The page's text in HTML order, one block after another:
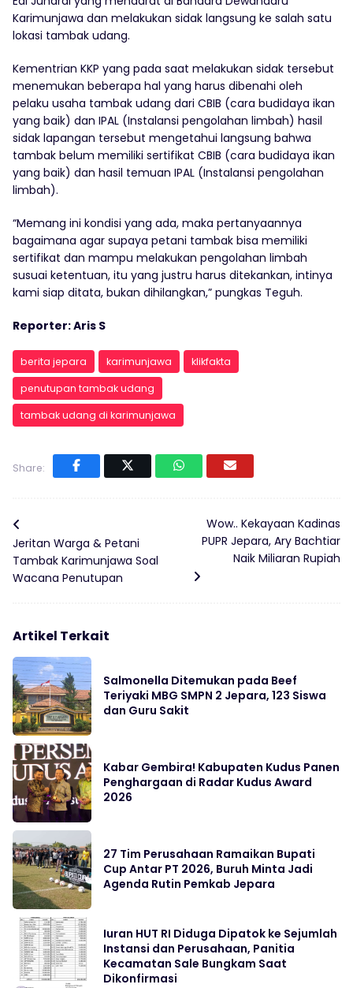
Karimunjawa dan melakukan sidak langsung ke salah satu
lokasi tambak udang.
Kementrian KKP yang pada saat melakukan sidak tersebut
menemukan beberapa hal yang harus dibenahi oleh
pelaku usaha tambak udang dari CBIB (cara budidaya ikan
yang baik) dan IPAL (Instalansi pengolahan limbah) hasil
sidak lapangan tersebut mengetahui langsung bahwa
tambak belum memiliki sertifikat CBIB (cara budidaya ikan
yang baik) dan hasil temuan IPAL (Instalansi pengolahan
limbah).
“Memang ini kondisi yang ada, maka pertanyaannya
bagaimana agar supaya petani tambak bisa memiliki
sertifikat dan mampu melakukan pengolahan limbah
susuai ketentuan, itu yang justru harus ditekankan, intinya
kami siap ditata, bukan dihilangkan,” pungkas Teguh.
Reporter: Aris S
berita jepara karimunjawa
klikfakta
penutupan tambak udang
tambak udang di karimunjawa
Share:
Jeritan Warga & Petani
Tambak Karimunjawa Soal
Wacana Penutupan
Wow.. Kekayaan Kadinas
PUPR Jepara, Ary Bachtiar
Naik Miliaran Rupiah
Artikel Terkait
Salmonella Ditemukan pada Beef
Teriyaki MBG SMPN 2 Jepara, 123 Siswa
dan Guru Sakit
Kabar Gembira! Kabupaten Kudus Panen
Penghargaan di Radar Kudus Award
2026
27 Tim Perusahaan Ramaikan Bupati
Cup Antar PT 2026, Buruh Minta Jadi
Agenda Rutin Pemkab Jepara
Iuran HUT RI Diduga Dipatok ke Sejumlah
Instansi dan Perusahaan, Panitia
Kecamatan Sale Bungkam Saat
Dikonfirmasi